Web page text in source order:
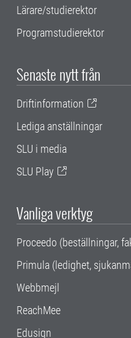
Lärare/studierektor
Programstudierektor
Senaste nytt från
Driftinformation
Lediga anställningar
SLU i media
SLU Play
Vanliga verktyg
Proceedo (beställningar,
Primula (ledighet,
Webbmejl
ReachMee
Edusign